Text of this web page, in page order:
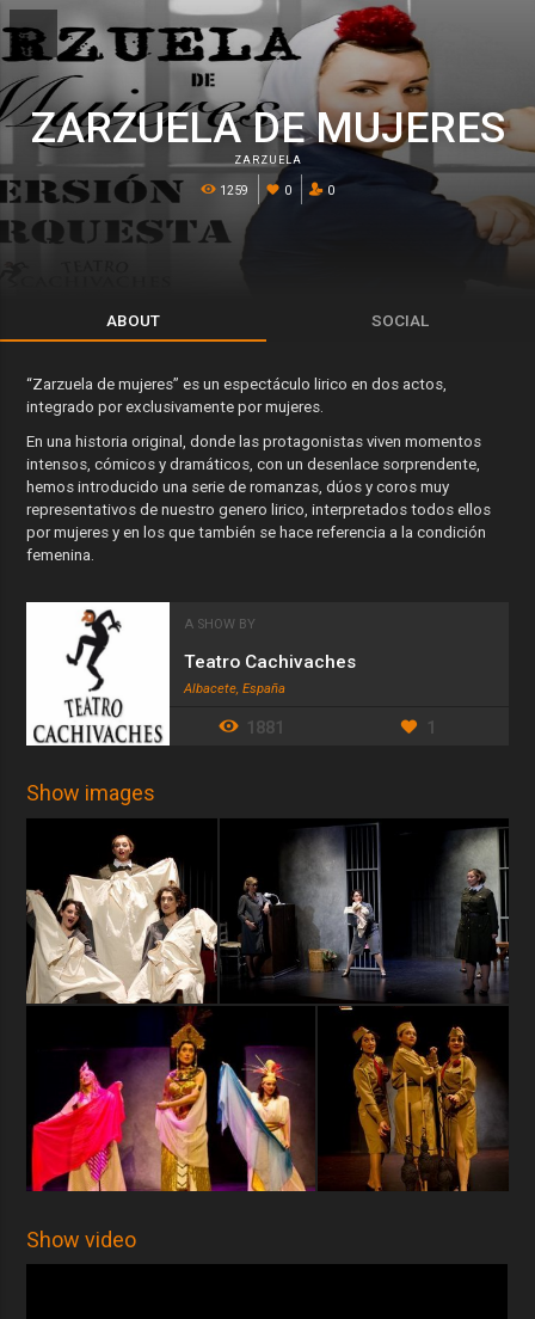
ZARZUELA DE MUJERES
ZARZUELA
1259 0 0
ABOUT SOCIAL
“Zarzuela de mujeres” es un espectáculo lirico en dos actos,
integrado por exclusivamente por mujeres.
En una historia original, donde las protagonistas viven momentos
intensos, cómicos y dramáticos, con un desenlace sorprendente,
hemos introducido una serie de romanzas, dúos y coros muy
representativos de nuestro genero lirico, interpretados todos ellos
por mujeres y en los que también se hace referencia a la condición
femenina.
A SHOW BY
Teatro Cachivaches
Albacete, España
1881 1
Show images
Show video